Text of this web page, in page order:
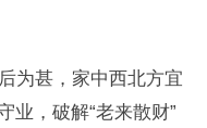
为甚，家中西北方宜
业，破解“老来散财”